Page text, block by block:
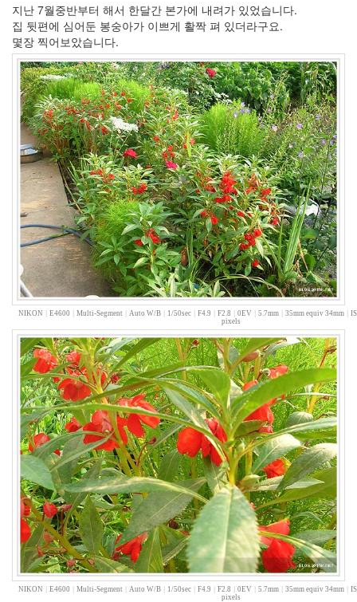
지난 7월중반부터 해서 한달간 본가에 내려가 있었습니다.
집 뒷편에 심어둔 봉숭아가 이쁘게 활짝 펴 있더라구요.
몇장 찍어보았습니다.
NIKON E4600 Multi-Segment Auto W/B| 1/50sec| F4.9 F2.8 0EV 5.7mm| 35mm equiv 34mm|
pixels
NIKON E4600 Multi-Segment Auto W/B| 1/50sec| F4.9 F2.8 0EV 5.7mm| 35mm equiv 34mm|
pixels
년
1
월
14
2007
년
2
월
12
2007
년
월
9
2007
년
4
월
10
2007
년
5
월
2
2007
년
6
월
3
2007
년
7
월
11
2007
년
8